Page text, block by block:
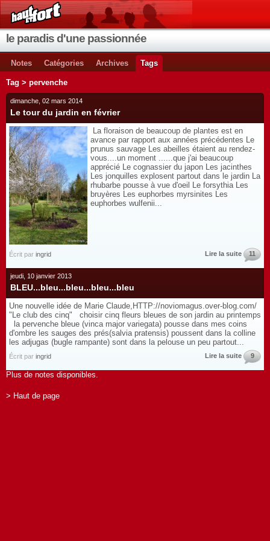
le paradis d'une passionnée
Notes Catégories Archives Tags
Tag > pervenche
dimanche, 02 mars 2014
Le tour du jardin en février
La floraison de beaucoup de plantes est en
avance par rapport aux années précédentes Le
prunus sauvage Les abeilles étaient au rendez-
vous....un moment ......que j'ai beaucoup
apprécié Le cognassier du japon Les jacinthes
Les jonquilles explosent partout dans le jardin La
rhubarbe pousse à vue d'oeil Le forsythia Les
bruyères Les euphorbes myrsinites Les
euphorbes wulfenii...
Écrit par ingrid Lire la suite 11
jeudi, 10 janvier 2013
BLEU...bleu...bleu...bleu...bleu
Une nouvelle idée de Marie Claude,HTTP://noviomagus.over-blog.com/
"Le club des cinq" choisir cinq fleurs bleues de son jardin au printemps
la pervenche bleue (vinca major variegata) pousse dans mes coins
d'ombre les sauges des prés(salvia pratensis) poussent dans la colline
les adjugas (bugle rampante) sont dans la pelouse un peu partout...
Écrit par ingrid Lire la suite 9
Plus de notes disponibles.
> Haut de page